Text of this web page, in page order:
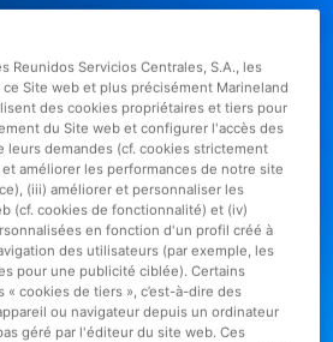
zoo
fermé depuis le 5
Reunidos Servicios Centrales, S.A., les
Site web et plus précisément Marineland
des cookies propriétaires et tiers pour
du Site web et configurer l'accès des
leurs demandes (cf. cookies strictement
améliorer les performances de notre site
(iii) améliorer et personnaliser les
(cf. cookies de fonctionnalité) et (iv)
en fonction d'un profil créé à
des utilisateurs (par exemple, les
pour une publicité ciblée). Certains
cookies de tiers », c’est-à-dire des
ou navigateur depuis un ordinateur
géré par l'éditeur du site web. Ces